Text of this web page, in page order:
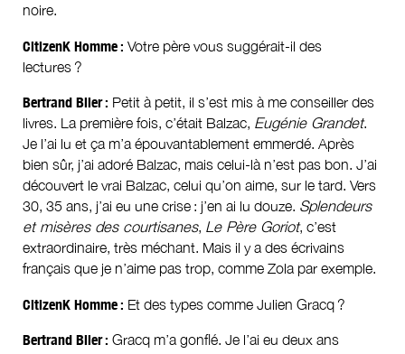
noire.
CitizenK Homme : Votre père vous suggérait-il des
lectures ?
Bertrand Blier : Petit à petit, il s’est mis à me conseiller des
livres. La première fois, c’était Balzac, Eugénie Grandet.
Je l’ai lu et ça m’a épouvantablement emmerdé. Après
bien sûr, j’ai adoré Balzac, mais celui-là n’est pas bon. J’ai
découvert le vrai Balzac, celui qu’on aime, sur le tard. Vers
30, 35 ans, j’ai eu une crise : j’en ai lu douze. Splendeurs
et misères des courtisanes, Le Père Goriot, c’est
extraordinaire, très méchant. Mais il y a des écrivains
français que je n’aime pas trop, comme Zola par exemple.
CitizenK Homme : Et des types comme Julien Gracq ?
Bertrand Blier : Gracq m’a gonflé. Je l’ai eu deux ans